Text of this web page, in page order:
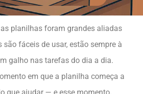
planilhas foram grandes aliadas
são fáceis de usar, estão sempre à
galho nas tarefas do dia a dia.
em que a planilha começa a